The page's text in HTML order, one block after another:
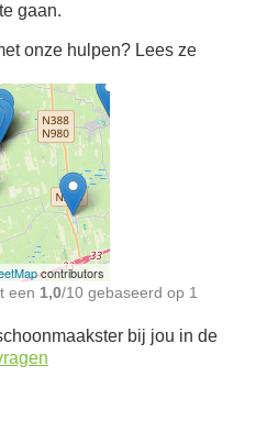
gaan.
onze hulpen? Lees ze
bij
contributors
een 1,0/10 gebaseerd op 1
bij jou in de